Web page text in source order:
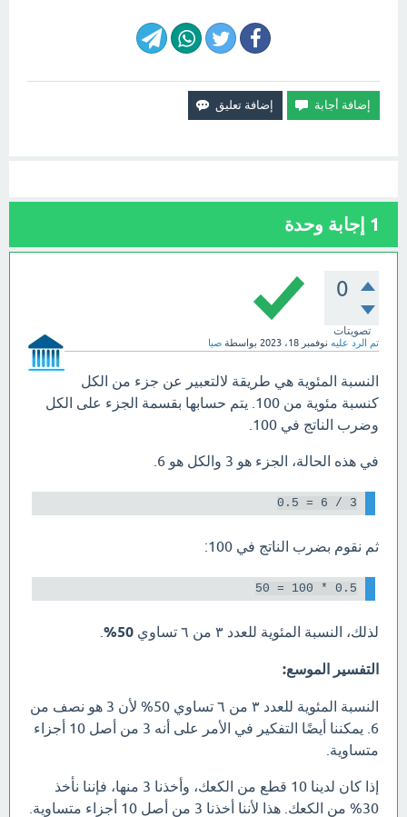
1 إجابة وحدة
0
تصويتات
تم الرد عليه نوفمبر 18، 2023 بواسطة صبا
النسبة المئوية هي طريقة لالتعبير عن جزء من الكل
كنسبة مئوية من 100. يتم حسابها بقسمة الجزء على الكل
وضرب الناتج في 100.
في هذه الحالة، الجزء هو 3 والكل هو 6.
3 / 6 = 0.5
ثم نقوم بضرب الناتج في 100:
0.5 * 100 = 50
لذلك، النسبة المئوية للعدد ٣ من ٦ تساوي 50%
التفسير الموسع:
النسبة المئوية للعدد ٣ من ٦ تساوي 50% لأن 3 هو نصف من
6. يمكننا أيضًا التفكير في الأمر على أنه 3 من أصل 10 أجزاء
متساوية.
إذا كان لدينا 10 قطع من الكعك، وأخذنا 3 منها، فإننا نأخذ
30% من الكعك. هذا لأننا أخذنا 3 من أصل 10 أجزاء متساوية.